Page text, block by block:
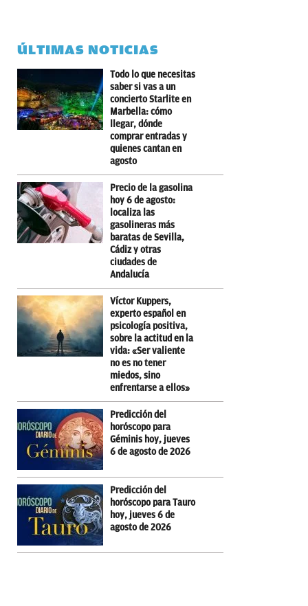
ÚLTIMAS NOTICIAS
Todo lo que necesitas
saber si vas a un
concierto Starlite en
Marbella: cómo
llegar, dónde
comprar entradas y
quienes cantan en
agosto
Precio de la gasolina
hoy 6 de agosto:
localiza las
gasolineras más
baratas de Sevilla,
Cádiz y otras
ciudades de
Andalucía
Víctor Kuppers,
experto español en
psicología positiva,
sobre la actitud en la
vida: «Ser valiente
no es no tener
miedos, sino
enfrentarse a ellos»
Predicción del
horóscopo para
Géminis hoy, jueves
6 de agosto de 2026
Predicción del
horóscopo para Tauro
hoy, jueves 6 de
agosto de 2026